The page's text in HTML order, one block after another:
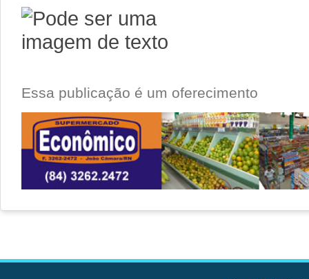
Essa publicação é um oferecimento